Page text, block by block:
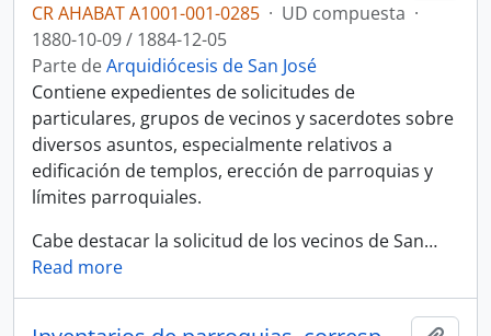
CR AHABAT A1001-001-0285 · UD compuesta ·
1880-10-09 / 1884-12-05
Parte deArquidiócesis de San José
Contiene expedientes de solicitudes de
particulares, grupos de vecinos y sacerdotes sobre
diversos asuntos, especialmente relativos a
edificación de templos, erección de parroquias y
límites parroquiales.
Cabe destacar la solicitud de los vecinos de San…
Read more